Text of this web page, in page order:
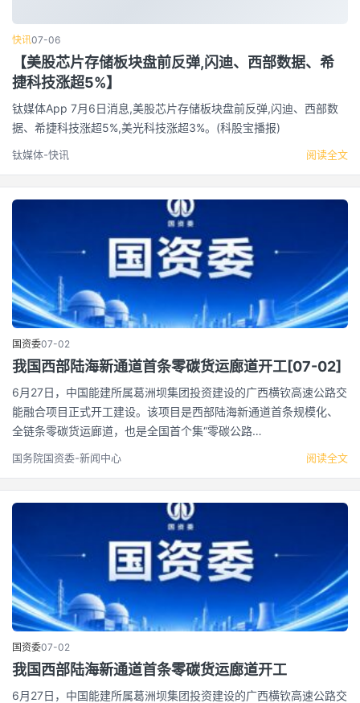
快讯07-06
【美股芯片存储板块盘前反弹,闪迪、西部数据、希
捷科技涨超5%】
钛媒体App 7月6日消息,美股芯片存储板块盘前反弹,闪迪、西部数
据、希捷科技涨超5%,美光科技涨超3%。(科股宝播报)
钛媒体-快讯 阅读全文
国资委07-02
我国西部陆海新通道首条零碳货运廊道开工[07-02]
6月27日，中国能建所属葛洲坝集团投资建设的广西横钦高速公路交
能融合项目正式开工建设。该项目是西部陆海新通道首条规模化、
全链条零碳货运廊道，也是全国首个集“零碳公路…
国务院国资委-新闻中心 阅读全文
国资委07-02
我国西部陆海新通道首条零碳货运廊道开工
6月27日，中国能建所属葛洲坝集团投资建设的广西横钦高速公路交